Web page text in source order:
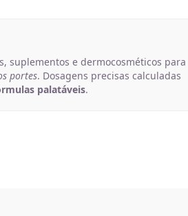
suplementos e dermocosméticos para
portes. Dosagens precisas calculadas
palatáveis.